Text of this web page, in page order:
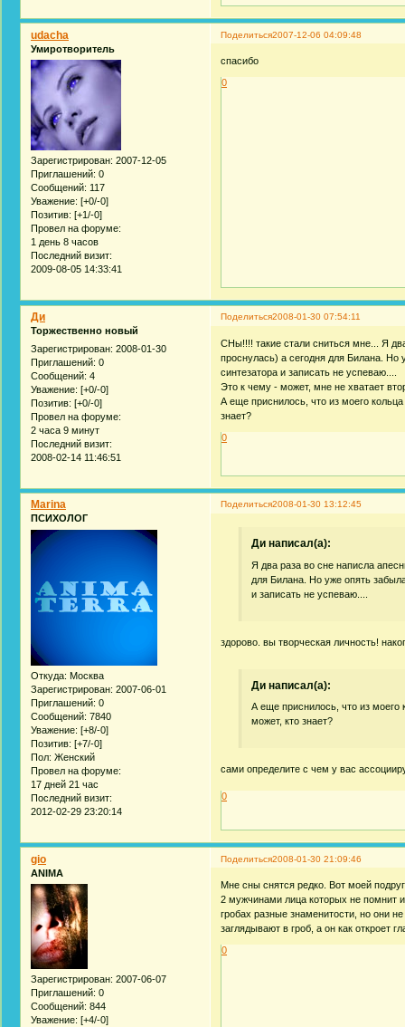
Поделиться2007-12-06 04:09:48
udacha
Умиротворитель
Зарегистрирован: 2007-12-05
Приглашений: 0
Сообщений: 117
Уважение: [+0/-0]
Позитив: [+1/-0]
Провел на форуме:
1 день 8 часов
Последний визит:
2009-08-05 14:33:41
спасибо
0
Поделиться2008-01-30 07:54:11
Ди
Торжественно новый
Зарегистрирован: 2008-01-30
Приглашений: 0
Сообщений: 4
Уважение: [+0/-0]
Позитив: [+0/-0]
Провел на форуме:
2 часа 9 минут
Последний визит:
2008-02-14 11:46:51
СНы!!!! такие стали сниться мне... Я
проснулась) а сегодня для Билана. Но
синтезатора и записать не успеваю....
Это к чему - может, мне не хватает
А еще приснилось, что из моего
знает?
0
Поделиться2008-01-30 13:12:45
Marina
ПСИХОЛОГ
Откуда: Москва
Зарегистрирован: 2007-06-01
Приглашений: 0
Сообщений: 7840
Уважение: [+8/-0]
Позитив: [+7/-0]
Пол: Женский
Провел на форуме:
17 дней 21 час
Последний визит:
2012-02-29 23:20:14
Ди написал(а):
Я два раза во сне написла
для Билана. Но уже опять
и записать не успеваю....
здорово. вы творческая личность!
Ди написал(а):
А еще приснилось, что из моего
может, кто знает?
сами определите с чем у вас
0
Поделиться2008-01-30 21:09:46
gio
ANIMA
Зарегистрирован: 2007-06-07
Приглашений: 0
Сообщений: 844
Уважение: [+4/-0]
Мне сны снятся редко. Вот моей
2 мужчинами лица которых не помнит
гробах разные знаменитости, но они
заглядывают в гроб, а он как откроет
0